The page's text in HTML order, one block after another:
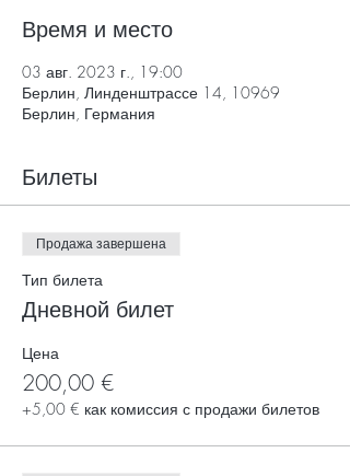
Время и место
03 авг. 2023 г., 19:00
Берлин, Линденштрассе 14, 10969
Берлин, Германия
Билеты
Продажа завершена
Тип билета
Дневной билет
Цена
200,00 €
+5,00 € как комиссия с продажи билетов